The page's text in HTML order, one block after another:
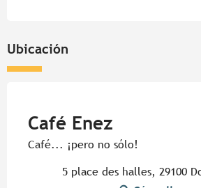
Ubicación
Café Enez
Café... ¡pero no sólo!
5 place des halles, 29100